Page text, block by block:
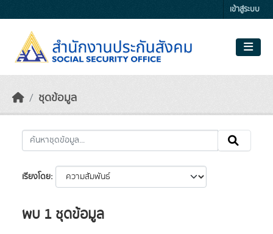
เข้าสู่ระบบ
ชุดข้อมูล
เรียงโดย
พบ 1 ชุดข้อมูล